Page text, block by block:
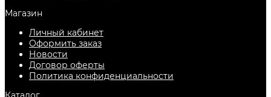
Магазин
Личный кабинет
Оформить заказ
Новости
Договор оферты
Политика конфиденциальности